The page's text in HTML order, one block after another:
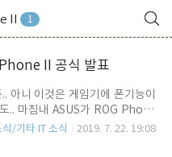
II 1
II 공식 발표
아니 이것은 게임기에 폰기능이
.. 마침내 ASUS가 ROG Phone
했습니다. 사양.. 중요하죠?
/기타 IT 소식 2019. 7. 22. 19:08